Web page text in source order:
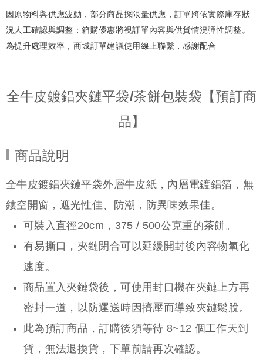
因原物料與供應波動，部分商品採限量供應，訂單將依實際庫存狀
況人工確認與調整；箱購優惠將視訂單內容與供貨情況彈性調整。
為提升處理效率，商城訂單建議使用線上聯繫，感謝配合
全牛皮鍍鋁夾鏈平袋/茶餅包裝袋【預訂商
品】
商品說明
全牛皮鍍鋁夾鏈平袋外層牛皮紙，內層電鍍鋁箔，無
鏤空開窗，遮光性佳、防潮，防異味效果佳。
可裝入直徑20cm，375 / 500公克重的茶餅。
有易撕口，夾鏈閉合可以延緩開封後內容物氧化
速度。
商品置入夾鏈袋後，可使用封口機在夾鏈上方再
密封一道，以防運送時因擠壓而導致夾鏈鬆脫。
此為預訂商品，訂購後須等待 8~12 個工作天到
貨，無法退換貨，下單前請再次確認。